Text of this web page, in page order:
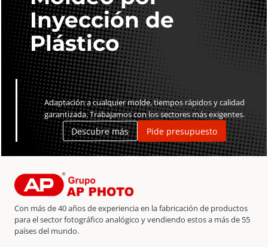
Inyección de
Plástico
Adaptación a cualquier molde, tiempos rápidos y calidad
garantizada. Trabajamos con los sectores más exigentes.
Descubre más Pide presupuesto
Con más de 40 años de experiencia en la fabricación de productos
para el sector fotográfico analógico y vendiendo estos a más de 55
países del mundo.